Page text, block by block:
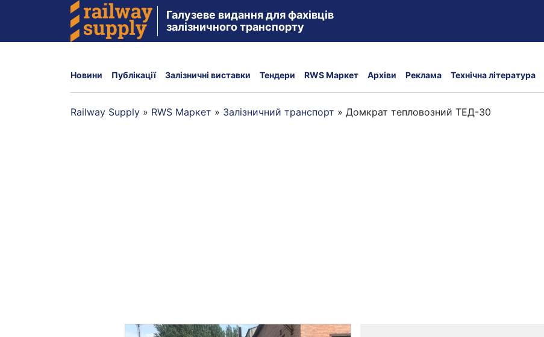
Галузеве видання для фахівців
залізничного транспорту
Новини Публікації Залізничні виставки Тендери RWS Маркет Архіви Реклама Технічна література
Railway Supply » RWS Маркет » Залізничний транспорт » Домкрат тепловозний ТЕД-30